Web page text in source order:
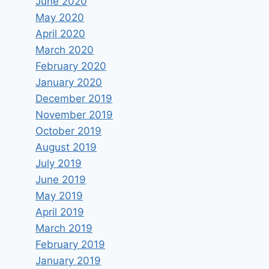
May 2020
April 2020
March 2020
February 2020
January 2020
December 2019
November 2019
October 2019
August 2019
July 2019
June 2019
May 2019
April 2019
March 2019
February 2019
January 2019